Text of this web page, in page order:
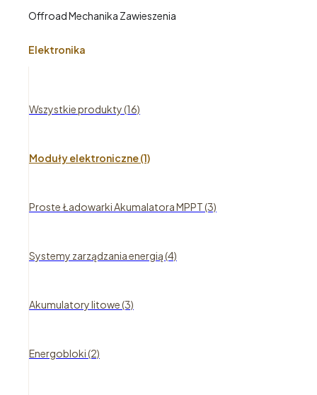
Offroad Mechanika Zawieszenia
Elektronika
Wszystkie produkty (16)
Moduły elektroniczne (1)
Proste Ładowarki Akumalatora MPPT (3)
Systemy zarządzania energią (4)
Akumulatory litowe (3)
Energobloki (2)